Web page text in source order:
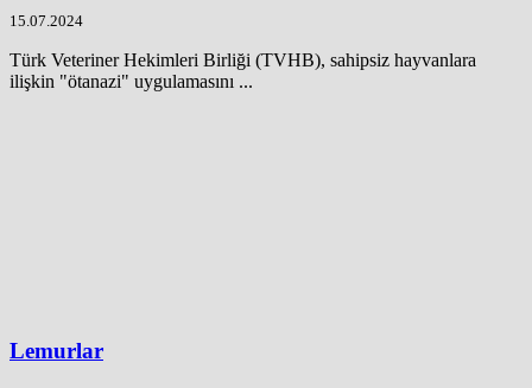
15.07.2024
Türk Veteriner Hekimleri Birliği (TVHB), sahipsiz hayvanlara
ilişkin "ötanazi" uygulamasını ...
Lemurlar